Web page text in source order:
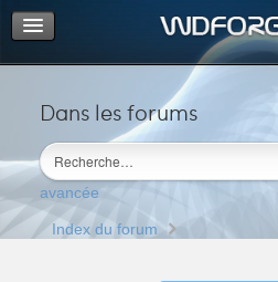
Dans les forums
avancée
Portail
Index du forum
M’enregistrer
Connexion
Index du forum